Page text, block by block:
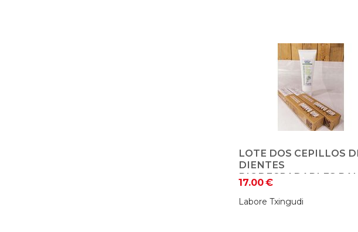
LOTE DOS CEPILLOS
DIENTES
BIODEGRADABLES
Y PASTA DE DIENTES
MENTA ECO
17.00€
Labore Txingudi